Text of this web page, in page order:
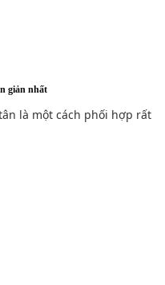
giản nhất
là một cách phối hợp rất